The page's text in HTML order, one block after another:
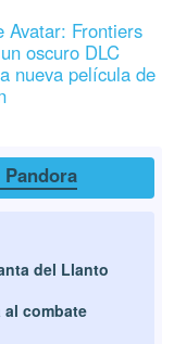
Avatar: Frontiers
oscuro DLC
nueva película de
del Llanto
al combate